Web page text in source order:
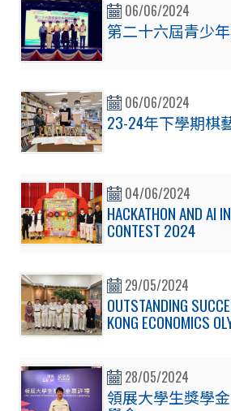
06/06/2024
第二十六屆青少
06/06/2024
23-24年下學期棋
04/06/2024
HACKATHON AND AI
CONTEST 2024
29/05/2024
OUTSTANDING
KONG ECONOMICS
28/05/2024
領展大學生獎學